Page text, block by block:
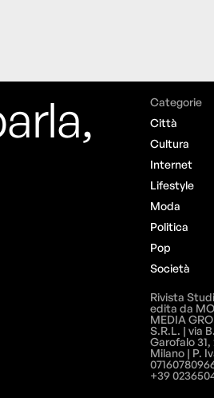
Categorie
Città
Cultura
Internet
Lifestyle
Moda
Politica
Pop
Società
Rivista
edita da
MEDIA
S.R.L. | via B.
Garofalo 31,
Milano | P.
+39